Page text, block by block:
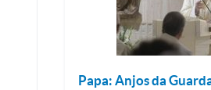
Papa: Anjos da